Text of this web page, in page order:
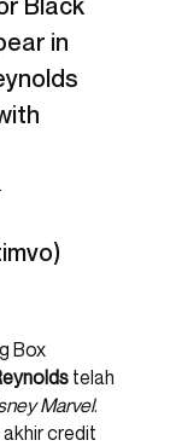
Black
in
Box
telah
Marvel.
credit